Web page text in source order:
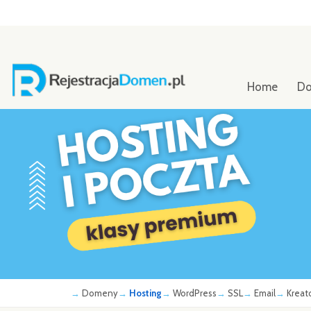
Home
Domeny Hosting WordPress SSL Email